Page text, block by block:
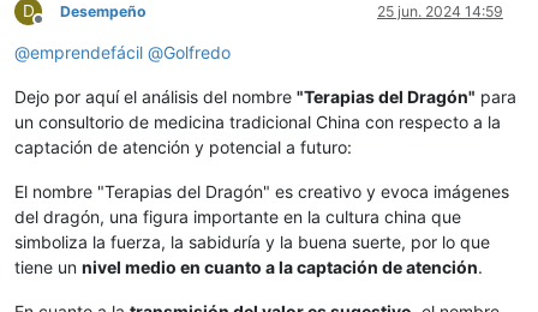
D
Desconectado
Desempeño 25 jun. 2024 14:59
@emprendefácil @Golfredo
Dejo por aquí el análisis del nombre "Terapias del Dragón" para
un consultorio de medicina tradicional China con respecto a la
captación de atención y potencial a futuro:
El nombre "Terapias del Dragón" es creativo y evoca imágenes
del dragón, una figura importante en la cultura china que
simboliza la fuerza, la sabiduría y la buena suerte, por lo que
tiene un nivel medio en cuanto a la captación de atención.